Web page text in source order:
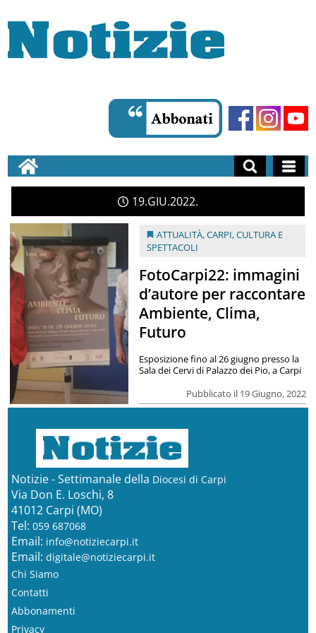
19 GIU 2022
ATTUALITÀ,CARPI,CULTURA E
SPETTACOLI
FotoCarpi22: immagini
d’autore per raccontare
Ambiente, Clima,
Futuro
Pubblicato il 19 Giugno, 2022
Esposizione fino al 26 giugno presso la
Sala dei Cervi di Palazzo dei Pio, a Carpi
Notizie - Settimanale della Diocesi di Carpi
Via Don E. Loschi, 8
41012 Carpi (MO)
Tel: 059 687068
Email: info@notiziecarpi.it
Email: digitale@notiziecarpi.it
Chi Siamo
Contatti
Abbonamenti
Privacy